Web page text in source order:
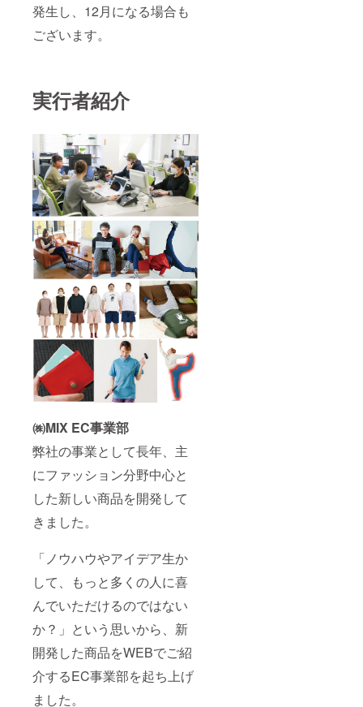
発生し、12月になる場合も
ございます。
実行者紹介
㈱MIX EC事業部
弊社の事業として長年、主
にファッション分野中心と
した新しい商品を開発して
きました。
「ノウハウやアイデア生か
して、もっと多くの人に喜
んでいただけるのではない
か？」という思いから、新
開発した商品をWEBでご紹
介するEC事業部を起ち上げ
ました。